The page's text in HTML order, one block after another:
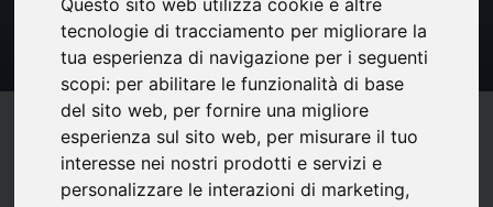
tecnologie di tracciamento per migliorare la
tua esperienza di navigazione per i seguenti
scopi: per abilitare le funzionalità di base
del sito web, per fornire una migliore
esperienza sul sito web, per misurare il tuo
interesse nei nostri prodotti e servizi e
personalizzare le interazioni di marketing,
passionnée de Madame Van
Gogh ! - CulturAdvisor
Compatibility
(0)bookmark_borderupload Share